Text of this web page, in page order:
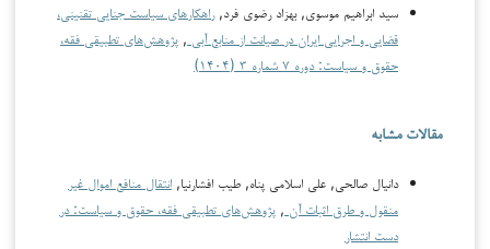
سید ابراهیم موسوی, بهزاد رضوی فرد, راهکارهای سیاست جنایی تقنینی،
قضایی و اجرایی ایران در صیانت از منابع آبی , پژوهش‌های تطبیقی فقه،
حقوق و سیاست: دوره ۷ شماره ۳ (۱۴۰۴)
مقالات مشابه
دانیال صالحی, علی اسلامی پناه, طیب افشارنیا, انتقال منافع اموال غیر
منقول و طرق اثبات آن , پژوهش‌های تطبیقی فقه، حقوق و سیاست: در
دست انتشار